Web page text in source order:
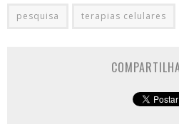
pesquisa terapias celulares